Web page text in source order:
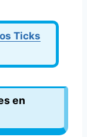
Ticks
en